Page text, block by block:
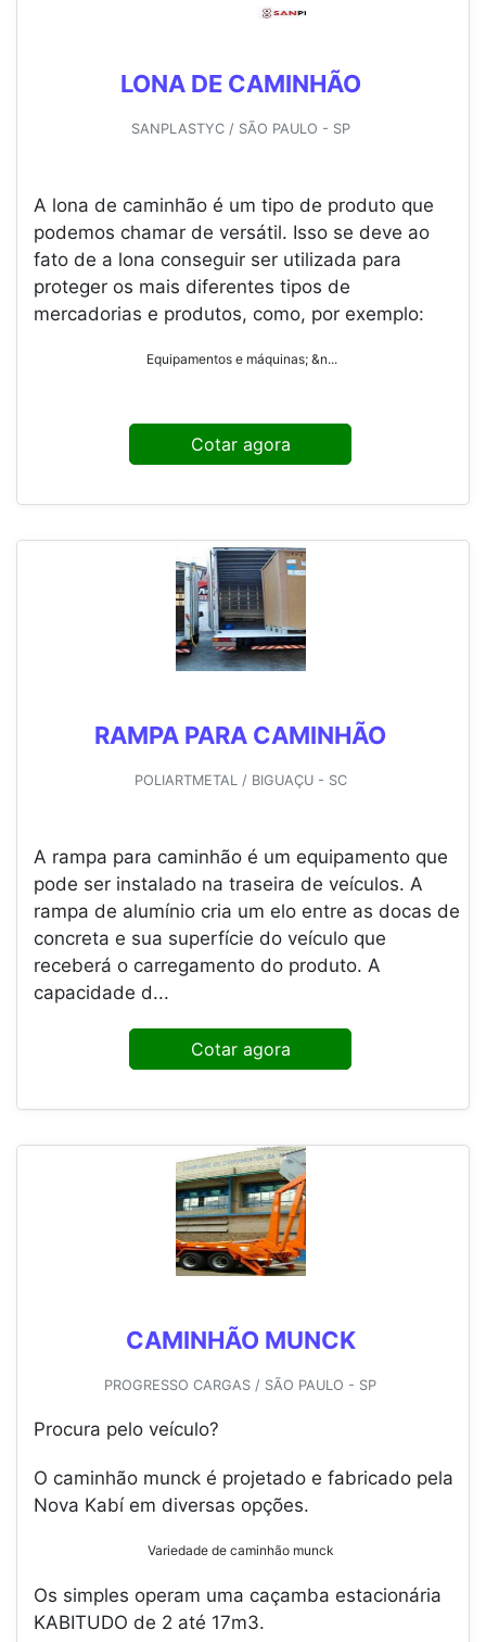
LONA DE CAMINHÃO
SANPLASTYC / SÃO PAULO - SP
A lona de caminhão é um tipo de produto que
podemos chamar de versátil. Isso se deve ao
fato de a lona conseguir ser utilizada para
proteger os mais diferentes tipos de
mercadorias e produtos, como, por exemplo:
Equipamentos e máquinas; &n...
Cotar agora
RAMPA PARA CAMINHÃO
POLIARTMETAL / BIGUAÇU - SC
A rampa para caminhão é um equipamento que
pode ser instalado na traseira de veículos. A
rampa de alumínio cria um elo entre as docas de
concreta e sua superfície do veículo que
receberá o carregamento do produto. A
capacidade d...
Cotar agora
CAMINHÃO MUNCK
PROGRESSO CARGAS / SÃO PAULO - SP
Procura pelo veículo?
O caminhão munck é projetado e fabricado pela
Nova Kabí em diversas opções.
Variedade de caminhão munck
Os simples operam uma caçamba estacionária
KABITUDO de 2 até 17m3.